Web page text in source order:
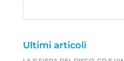
Ultimi articoli